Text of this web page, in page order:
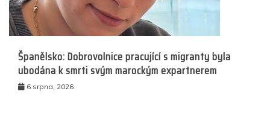
Španělsko: Dobrovolnice pracující s migranty byla
ubodána k smrti svým marockým expartnerem
6 srpna, 2026